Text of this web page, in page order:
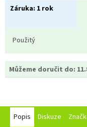
Záruka: 1 rok
Použitý
Můžeme doručit do:
Popis Diskuze